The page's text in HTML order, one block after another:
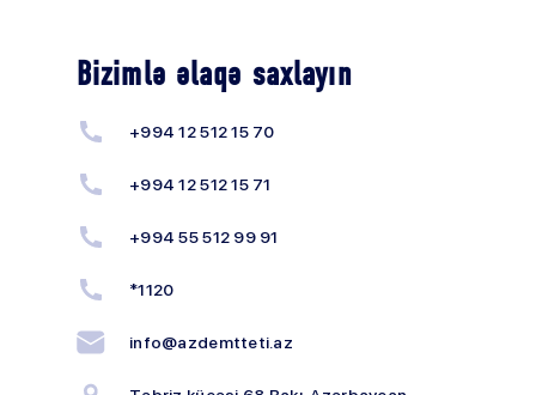
Bizimlə əlaqə saxlayın
+994 12 512 15 70
+994 12 512 15 71
+994 55 512 99 91
*1120
info@azdemtteti.az